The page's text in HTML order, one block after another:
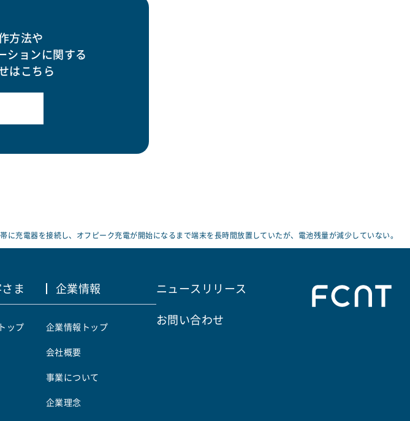
方法や
ションに関する
はこちら
に充電器を接続し、オフピーク充電が開始になるまで端末を長時間放置していたが、電池残量が減少していない。
ま
ップ
企業情報
企業情報トップ
会社概要
事業について
企業理念
ニュースリリース
お問い合わせ